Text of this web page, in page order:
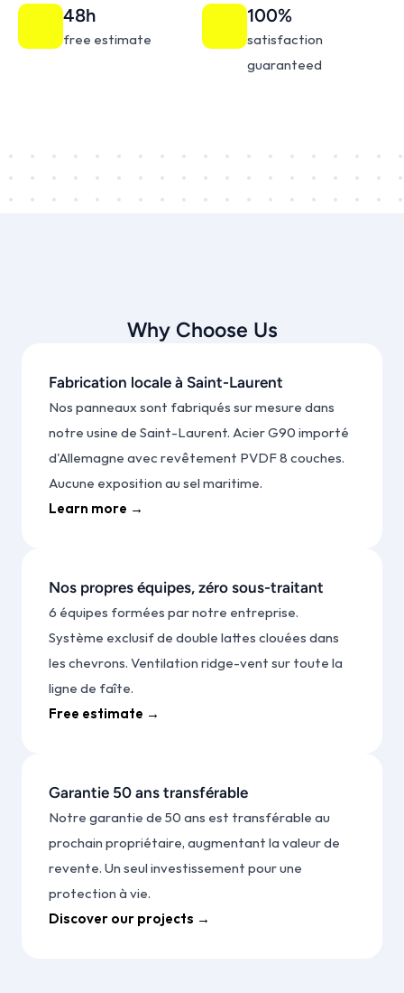
48h
free estimate
100%
satisfaction
guaranteed
Why Choose Us
Fabrication locale à Saint-Laurent
Nos panneaux sont fabriqués sur mesure dans
notre usine de Saint-Laurent. Acier G90 importé
d'Allemagne avec revêtement PVDF 8 couches.
Aucune exposition au sel maritime.
Learn more →
Nos propres équipes, zéro sous-traitant
6 équipes formées par notre entreprise.
Système exclusif de double lattes clouées dans
les chevrons. Ventilation ridge-vent sur toute la
ligne de faîte.
Free estimate →
Garantie 50 ans transférable
Notre garantie de 50 ans est transférable au
prochain propriétaire, augmentant la valeur de
revente. Un seul investissement pour une
protection à vie.
Discover our projects →